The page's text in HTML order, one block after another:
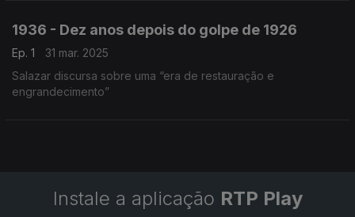
1936 - Dez anos depois do golpe de 1926
Ep. 1
31 mar. 2025
Salazar discursa sobre uma “era de restauração e
engrandecimento”
Instale a aplicação RTP Play